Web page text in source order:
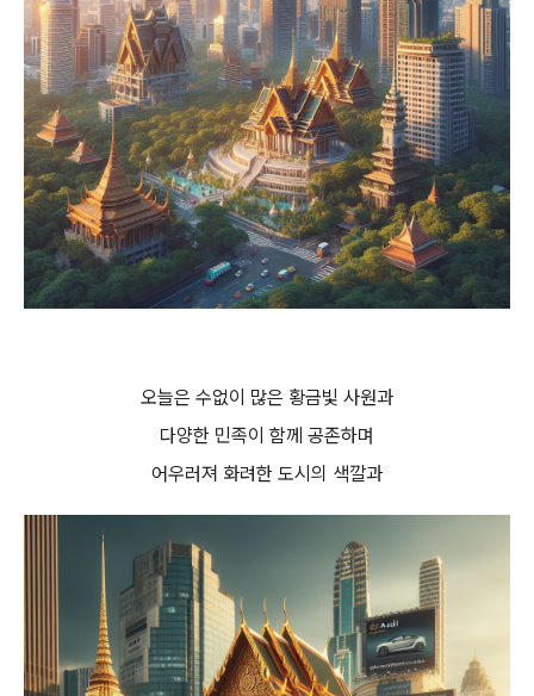
오늘은 수없이 많은 황금빛 사원과
다양한 민족이 함께 공존하며
어우러져 화려한 도시의 색깔과